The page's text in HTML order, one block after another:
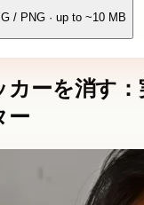
/ PNG · up to ~10 MB
カーを消す
ー